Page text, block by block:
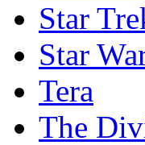
Star
Star
Tera
The